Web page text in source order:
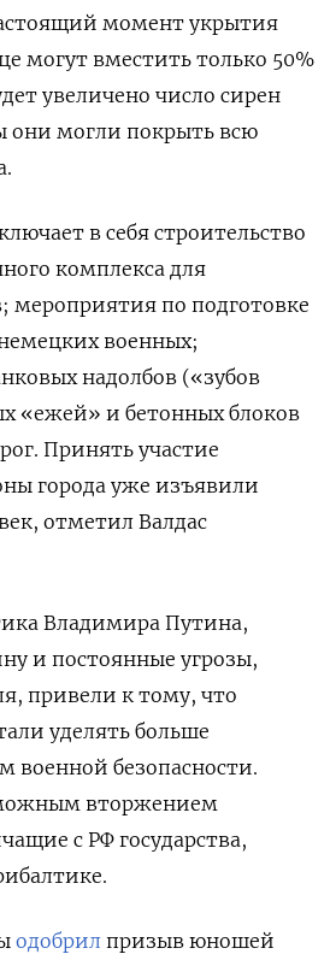
момент укрытия
могут вместить только 50%
увеличено число сирен
они могли покрыть всю
в себя строительство
комплекса для
мероприятия по подготовке
военных;
надолбов («зубов
«ежей» и бетонных блоков
Принять участие
города уже изъявили
отметил Валдас
Владимира Путина,
и постоянные угрозы,
привели к тому, что
уделять больше
военной безопасности.
вторжением
с РФ государства,
одобрил призыв юношей